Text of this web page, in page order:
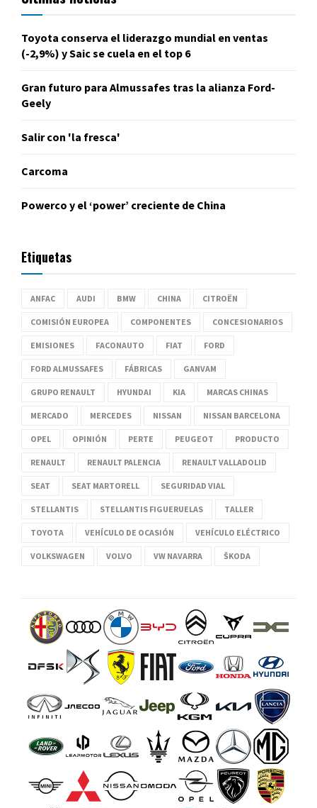
Toyota conserva el liderazgo mundial en ventas
(-2,9%) y Saic se cuela en el top 6
Gran futuro para Almussafes tras la alianza Ford-
Geely
Salir con 'la fresca'
Carcoma
Powerco y el ‘power’ creciente de China
Etiquetas
ANFAC AUDI BMW CHINA CITROËN
COMISIÓN EUROPEA COMPONENTES CONCESIONARIOS
EMISIONES FACONAUTO FIAT FORD
FORD ALMUSSAFES FÁBRICAS GANVAM
GRUPO RENAULT HYUNDAI KIA MARCAS CHINAS
MERCADO MERCEDES NISSAN NISSAN BARCELONA
OPEL OPINIÓN PERTE PEUGEOT PRODUCTO
RENAULT RENAULT PALENCIA RENAULT VALLADOLID
SEAT SEAT MARTORELL SEGURIDAD VIAL
STELLANTIS STELLANTIS FIGUERUELAS TALLER
TOYOTA VEHÍCULO DE OCASIÓN VEHÍCULO ELÉCTRICO
VOLKSWAGEN VOLVO VW NAVARRA ŠKODA